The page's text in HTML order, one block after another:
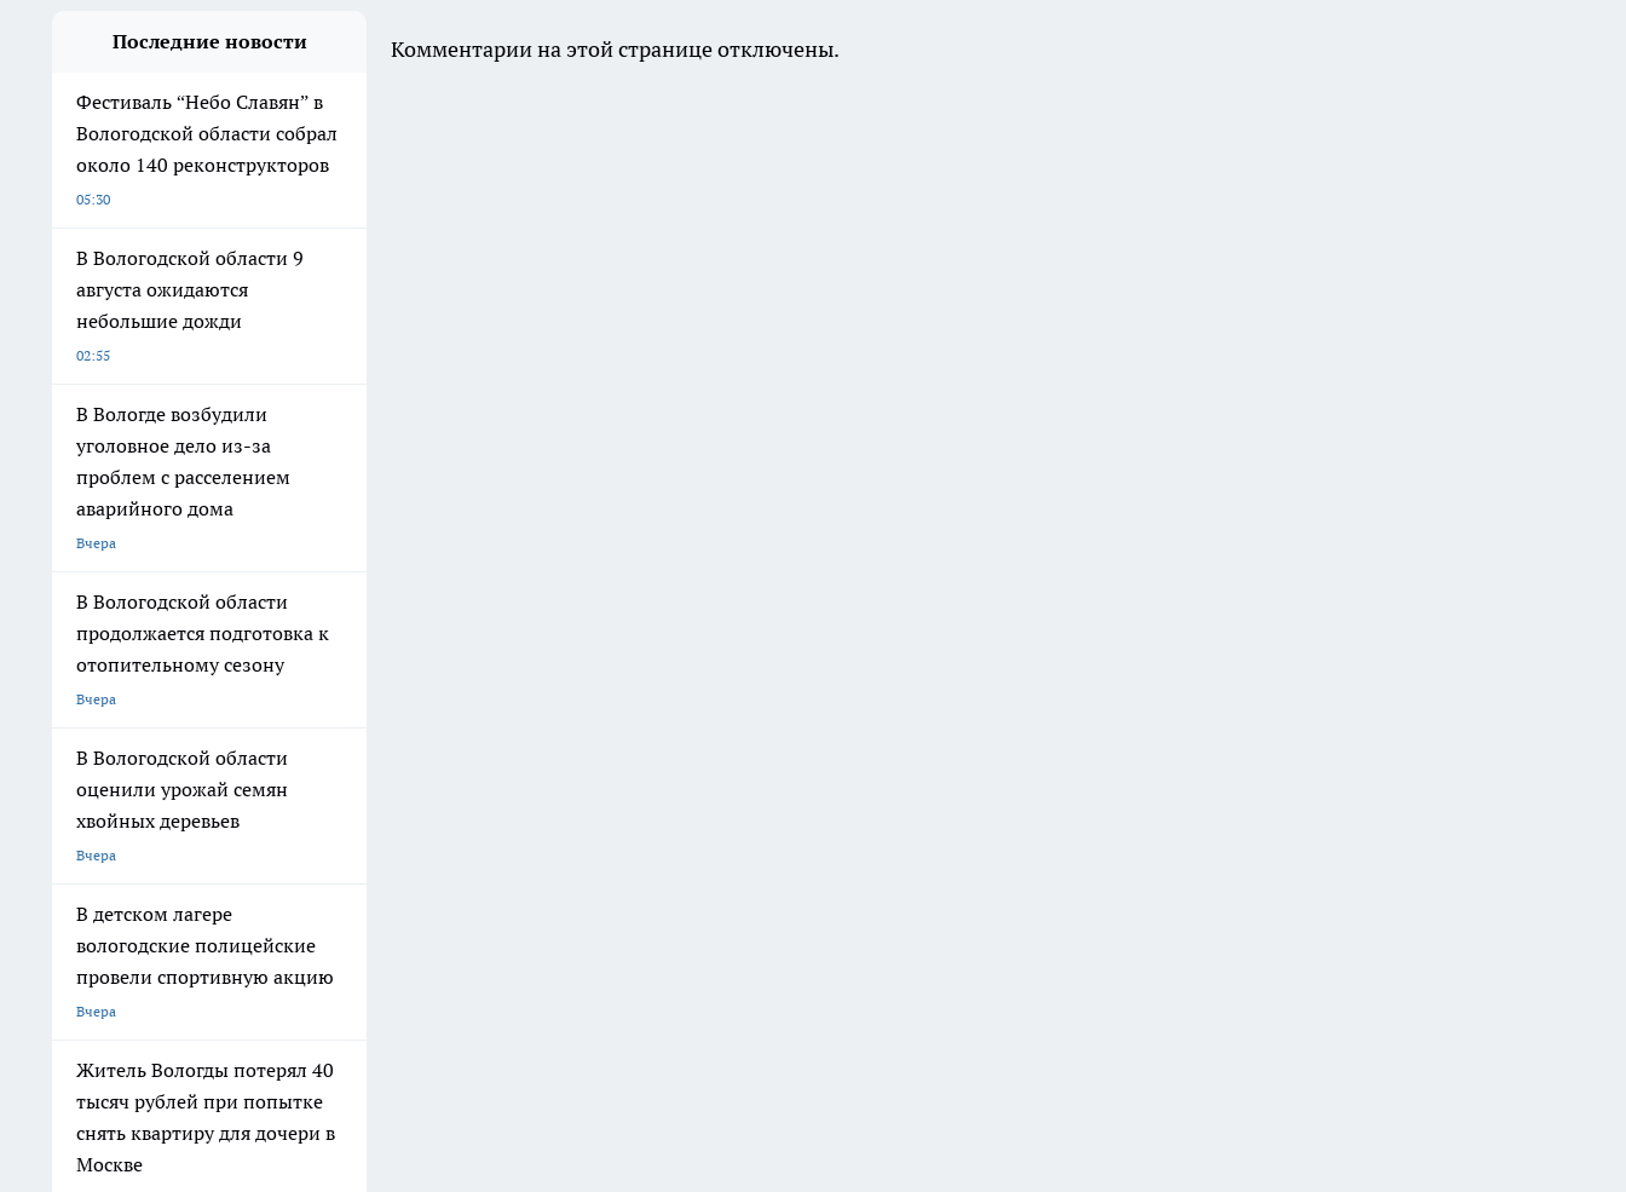
Последние новости
Фестиваль “Небо Славян” в
Вологодской области собрал
около 140 реконструкторов
05:30
В Вологодской области 9
августа ожидаются
небольшие дожди
02:55
В Вологде возбудили
уголовное дело из-за
проблем с расселением
аварийного дома
Вчера
В Вологодской области
продолжается подготовка к
отопительному сезону
Вчера
В Вологодской области
оценили урожай семян
хвойных деревьев
Вчера
В детском лагере
вологодские полицейские
провели спортивную акцию
Вчера
Житель Вологды потерял 40
тысяч рублей при попытке
снять квартиру для дочери в
Москве
Комментарии на этой странице отключены.